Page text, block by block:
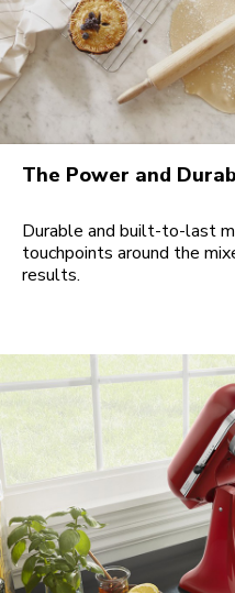
The Power and
Durable and built-to-last
touchpoints around the
results.